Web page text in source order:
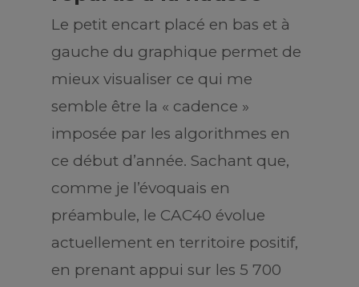
Le petit encart placé en bas et à
gauche du graphique permet de
mieux visualiser ce qui me
semble être la « cadence »
imposée par les algorithmes en
ce début d’année. Sachant que,
comme je l’évoquais en
préambule, le CAC40 évolue
actuellement en territoire positif,
en prenant appui sur les 5 700